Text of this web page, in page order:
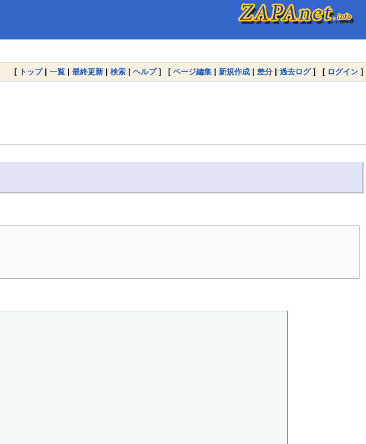
[ トップ| 一覧 | 最終更新 | 検索 | ヘルプ] [ ページ編集 | 新規作成 | 差分 | 過去ログ] [ ログイン ]